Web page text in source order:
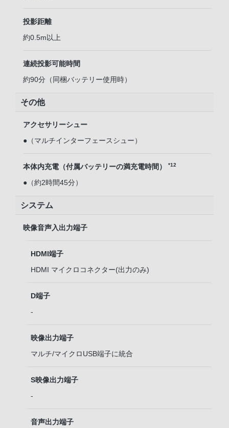
投影距離
約0.5m以上
連続投影可能時間
約90分（同梱バッテリー使用時）
その他
アクセサリーシュー
●（マルチインターフェースシュー）
本体内充電（付属バッテリーの満充電時間） *12
●（約2時間45分）
システム
映像音声入出力端子
HDMI端子
HDMI マイクロコネクター(出力のみ)
D端子
-
映像出力端子
マルチ/マイクロUSB端子に統合
S映像出力端子
-
音声出力端子